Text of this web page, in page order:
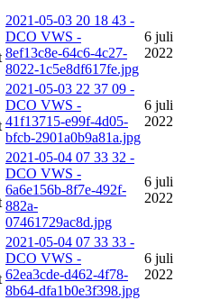
2021-05-03 20 18 43 -
DCO VWS -
8ef13c8e-64c6-4c27-
8022-1c5e8df617fe.jpg
6 juli
2022
2021-05-03 22 37 09 -
DCO VWS -
41f13715-e99f-4d05-
bfcb-2901a0b9a81a.jpg
6 juli
2022
2021-05-04 07 33 32 -
DCO VWS -
6a6e156b-8f7e-492f-
882a-
07461729ac8d.jpg
6 juli
2022
2021-05-04 07 33 33 -
DCO VWS -
62ea3cde-d462-4f78-
8b64-dfa1b0e3f398.jpg
6 juli
2022